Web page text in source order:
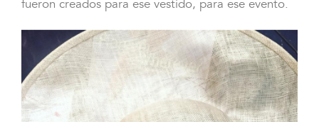
fueron creados para ese vestido, para ese evento.